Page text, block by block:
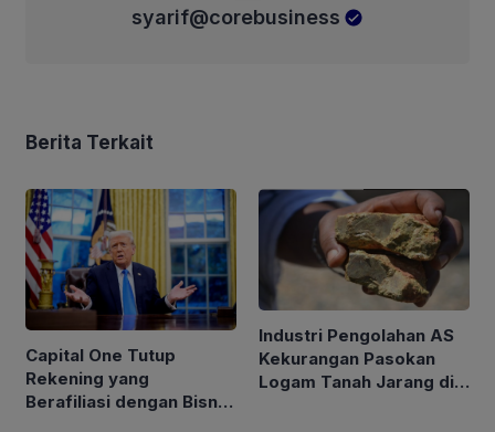
syarif@corebusiness
Berita Terkait
Capital One Tutup
Rekening yang
Berafiliasi dengan Bisnis
Industri Pengolahan AS
Kekurangan Pasokan
Logam Tanah Jarang di